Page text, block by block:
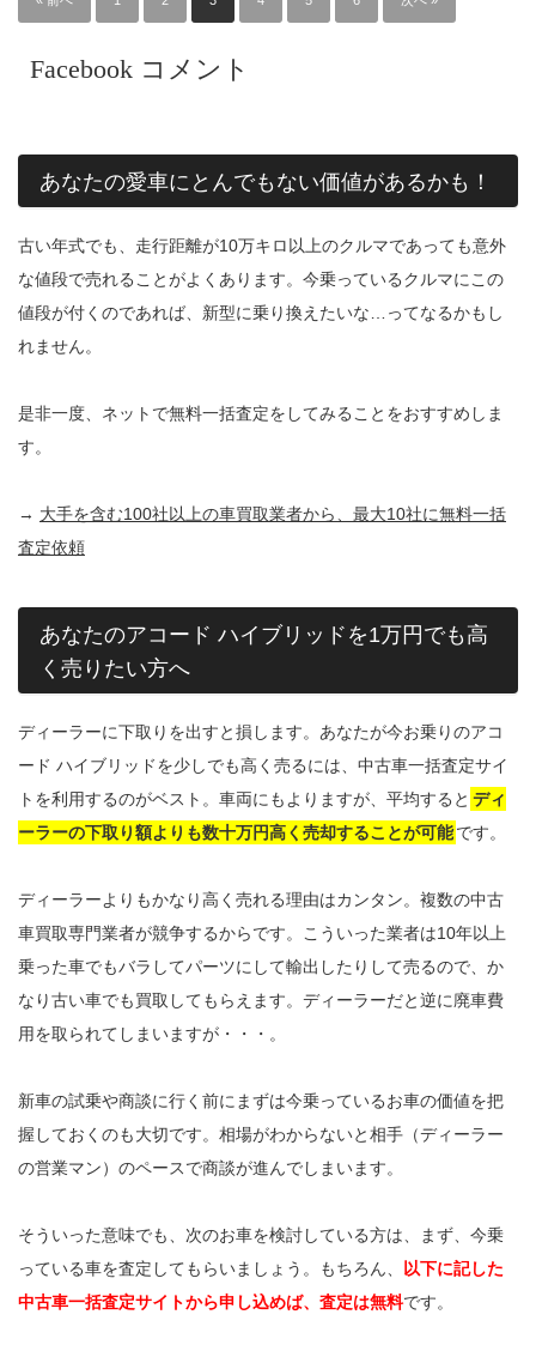
Facebook コメント
あなたの愛車にとんでもない価値があるかも！
古い年式でも、走行距離が10万キロ以上のクルマであっても意外
な値段で売れることがよくあります。今乗っているクルマにこの
値段が付くのであれば、新型に乗り換えたいな…ってなるかもし
れません。
是非一度、ネットで無料一括査定をしてみることをおすすめしま
す。
→ 大手を含む100社以上の車買取業者から、最大10社に無料一括
査定依頼
あなたのアコード ハイブリッドを1万円でも高
く売りたい方へ
ディーラーに下取りを出すと損します。あなたが今お乗りのアコ
ード ハイブリッドを少しでも高く売るには、中古車一括査定サイ
トを利用するのがベスト。車両にもよりますが、平均すると ディ
ーラーの下取り額よりも数十万円高く売却することが可能です。
ディーラーよりもかなり高く売れる理由はカンタン。複数の中古
車買取専門業者が競争するからです。こういった業者は10年以上
乗った車でもバラしてパーツにして輸出したりして売るので、か
なり古い車でも買取してもらえます。ディーラーだと逆に廃車費
用を取られてしまいますが・・・。
新車の試乗や商談に行く前にまずは今乗っているお車の価値を把
握しておくのも大切です。相場がわからないと相手（ディーラー
の営業マン）のペースで商談が進んでしまいます。
そういった意味でも、次のお車を検討している方は、まず、今乗
っている車を査定してもらいましょう。もちろん、
以下に記した
中古車一括査定サイトから申し込めば、査定は無料です。